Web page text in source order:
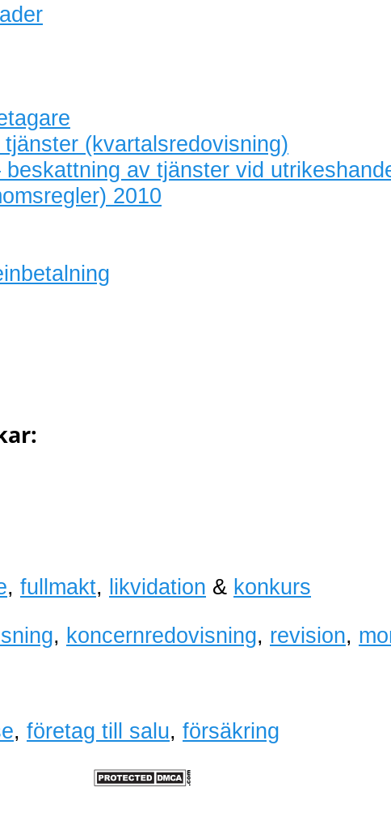
(kvartalsredovisning)
av tjänster vid
2010
, fullmakt, likvidation & konkurs
, koncernredovisning, revision,
, företag till salu, försäkring